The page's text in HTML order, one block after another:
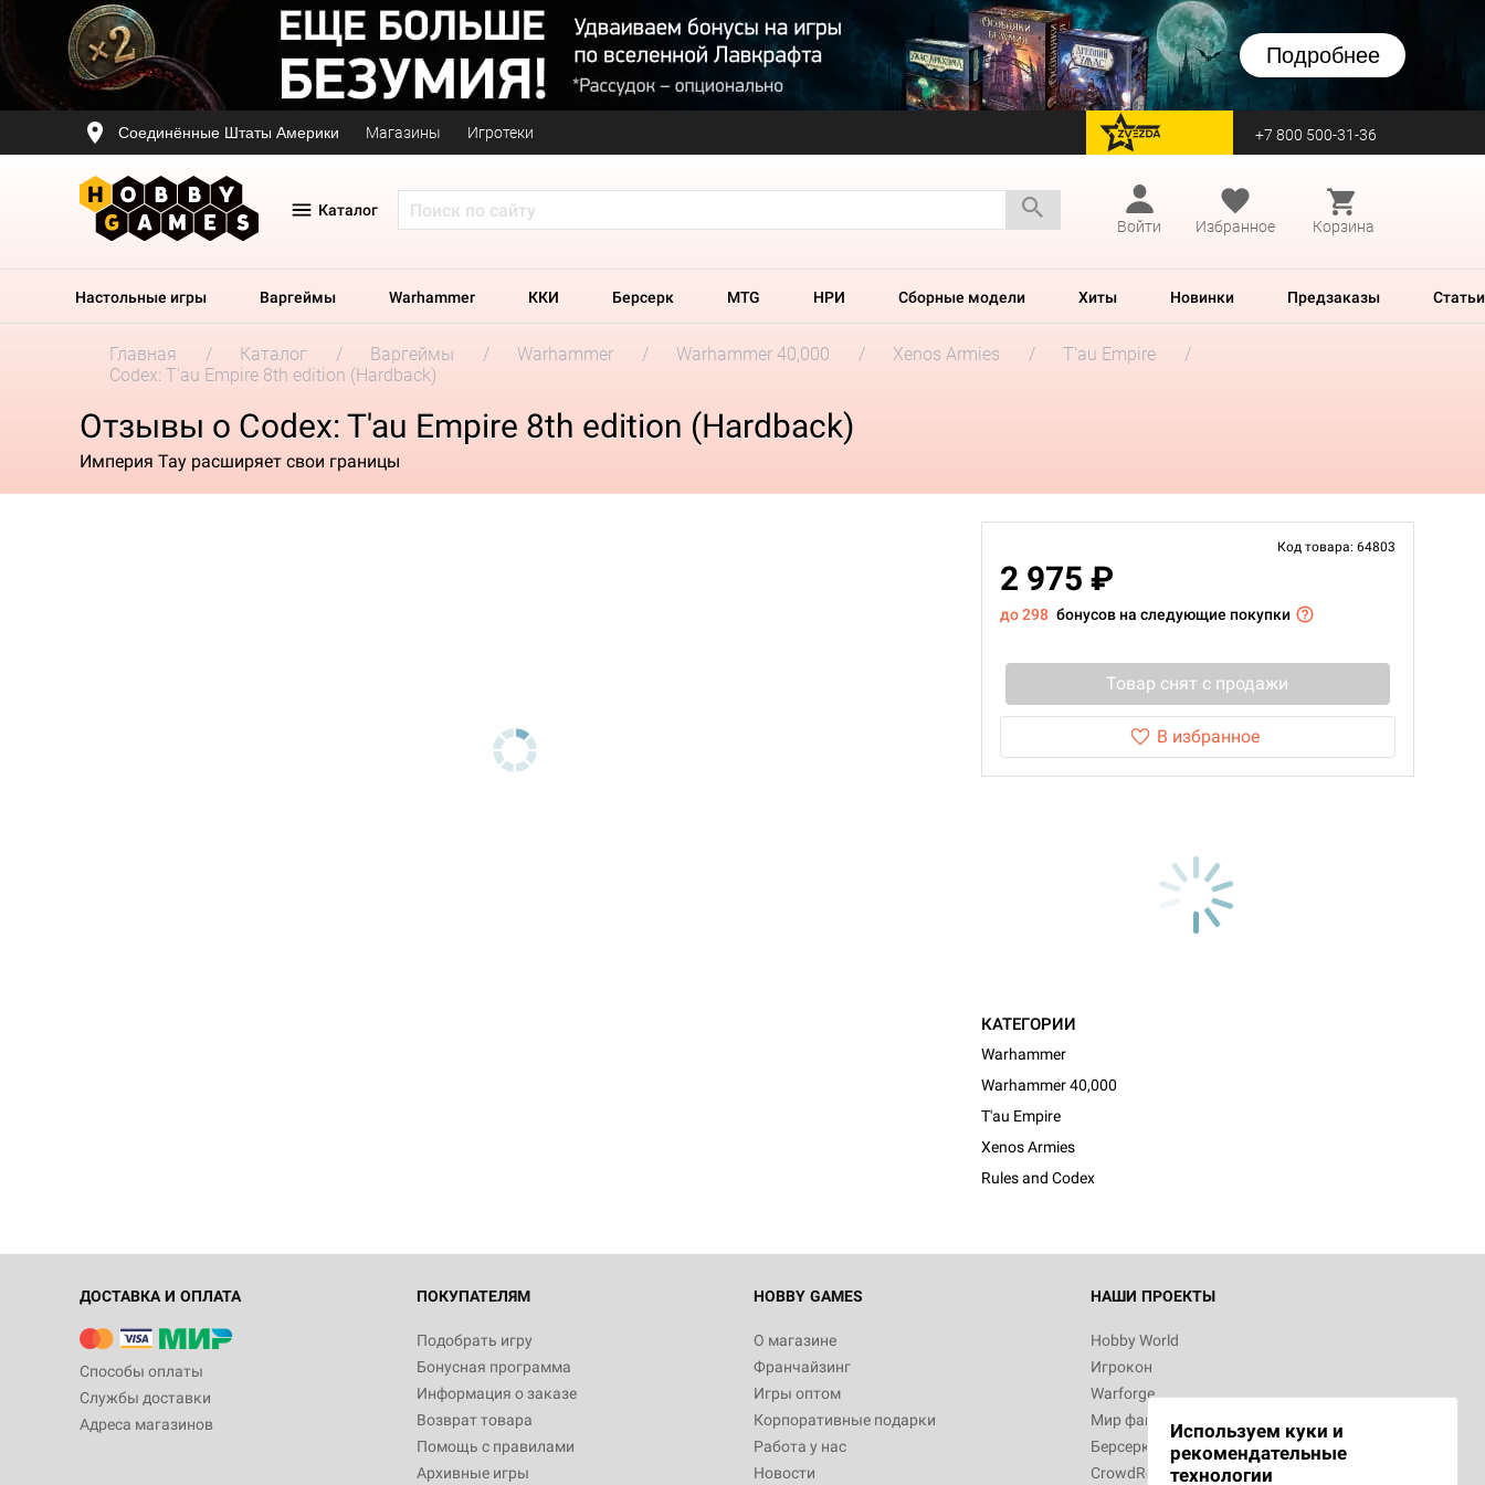
Подробнее
Соединённые Штаты Америки Магазины Игротеки перейти на Zvezda +7 800 500-31-36
Каталог
Войти
Избранное Корзина
Настольные игры Варгеймы Warhammer ККИ Берсерк MTG НРИ Сборные модели Хиты Новинки Предзаказы Статьи
Главная Каталог Варгеймы Warhammer Warhammer 40,000 Xenos Armies
T'au Empire
Codex: T'au Empire 8th edition (Hardback)
Отзывы о Codex: T'au Empire 8th edition (Hardback)
Империя Тау расширяет свои границы
Код товара: 64803
2 975 ₽
до 298 бонусов на следующие покупки
Товар снят с продажи
В избранное
КАТЕГОРИИ
Warhammer
Warhammer 40,000
T'au Empire
Xenos Armies
Rules and Codex
ДОСТАВКА И ОПЛАТА
Способы оплаты
Службы доставки
Адреса магазинов
ПОКУПАТЕЛЯМ
Подобрать игру
Бонусная программа
Информация о заказе
Возврат товара
Помощь с правилами
Архивные игры
HOBBY GAMES
О магазине
Франчайзинг
Игры оптом
Корпоративные подарки
Работа у нас
Новости
НАШИ ПРОЕКТЫ
Hobby World
Игрокон
Warforge
Мир фантастики
Берсерк
CrowdRepublic
Используем куки и
рекомендательные
технологии